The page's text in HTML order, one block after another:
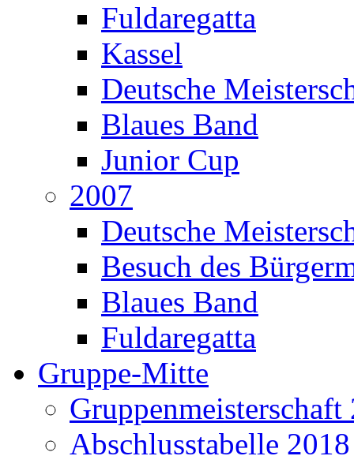
Fuldaregatta
Kassel
Deutsche
Blaues Band
Junior Cup
2007
Deutsche
Besuch des
Blaues Band
Fuldaregatta
Gruppe-Mitte
Gruppenmeisterschaft
Abschlusstabelle 2018